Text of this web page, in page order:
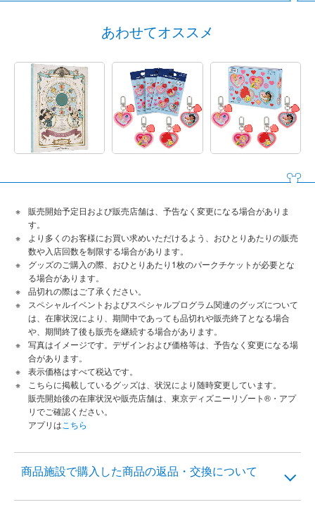
あわせてオススメ
販売開始予定日および販売店舗は、予告なく変更になる場合がありま
す。
より多くのお客様にお買い求めいただけるよう、おひとりあたりの販売
数や入店回数を制限する場合があります。
グッズのご購入の際、おひとりあたり1枚のパークチケットが必要とな
る場合があります。
品切れの際はご了承ください。
スペシャルイベントおよびスペシャルプログラム関連のグッズについて
は、在庫状況により、期間中であっても品切れや販売終了となる場合
や、期間終了後も販売を継続する場合があります。
写真はイメージです。デザインおよび価格等は、予告なく変更になる場
合があります。
表示価格はすべて税込です。
こちらに掲載しているグッズは、状況により随時変更しています。
販売開始後の在庫状況や販売店舗は、東京ディズニーリゾート®・アプ
リでご確認ください。
アプリは こちら
商品施設で購入した商品の返品・交換について